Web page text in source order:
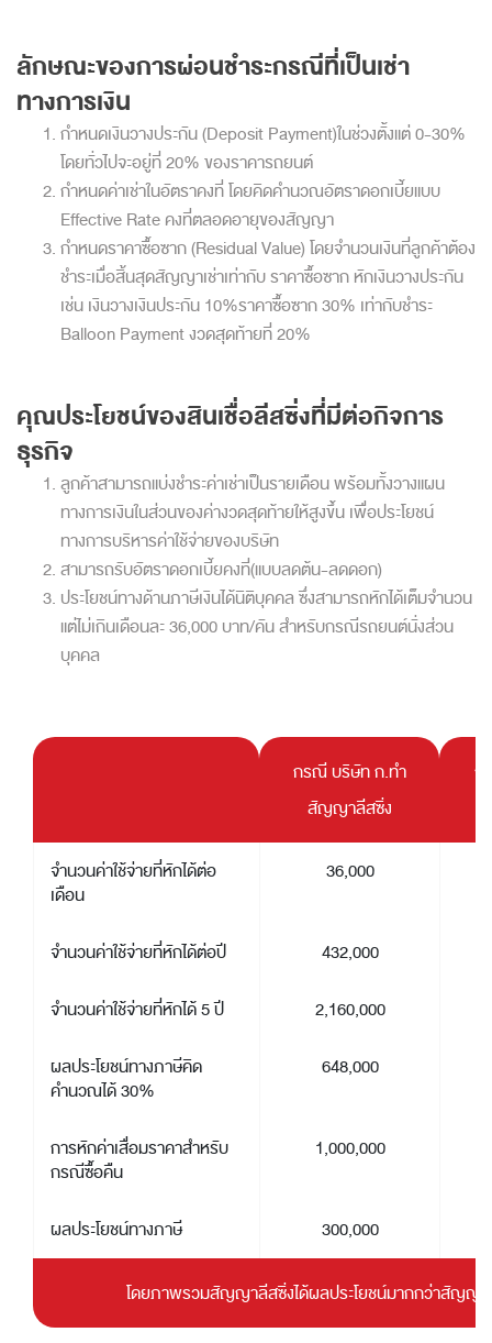
ลักษณะของการผ่อนชำระกรณีที่เป็นเช่า
ทางการเงิน
กำหนดเงินวางประกัน (Deposit Payment)ในช่วงตั้งแต่ 0-30%
โดยทั่วไปจะอยู่ที่ 20% ของราคารถยนต์
กำหนดค่าเช่าในอัตราคงที่ โดยคิดคำนวณอัตราดอกเบี้ยแบบ
Effective Rate คงที่ตลอดอายุของสัญญา
กำหนดราคาซื้อซาก (Residual Value) โดยจำนวนเงินที่ลูกค้าต้อง
ชำระเมื่อสิ้นสุดสัญญาเช่าเท่ากับ ราคาซื้อซาก หักเงินวางประกัน
เช่น เงินวางเงินประกัน 10%ราคาซื้อซาก 30% เท่ากับชำระ
Balloon Payment งวดสุดท้ายที่ 20%
คุณประโยชน์ของสินเชื่อลีสซิ่งที่มีต่อกิจการ
ธุรกิจ
ลูกค้าสามารถแบ่งชำระค่าเช่าเป็นรายเดือน พร้อมทั้งวางแผน
ทางการเงินในส่วนของค่างวดสุดท้ายให้สูงขึ้น เพื่อประโยชน์
ทางการบริหารค่าใช้จ่ายของบริษัท
สามารถรับอัตราดอกเบี้ยคงที่(แบบลดต้น-ลดดอก)
ประโยชน์ทางด้านภาษีเงินได้นิติบุคคล ซึ่งสามารถหักได้เต็มจำนวน
แต่ไม่เกินเดือนละ 36,000 บาท/คัน สำหรับกรณีรถยนต์นั่งส่วน
บุคคล
กรณี บริษัท ก.ทำ
สัญญาลีสซิ่ง
ก
จำนวนค่าใช้จ่ายที่หักได้ต่อ
เดือน
36,000
จำนวนค่าใช้จ่ายที่หักได้ต่อปี 432,000
จำนวนค่าใช้จ่ายที่หักได้ 5 ปี 2,160,000
ผลประโยชน์ทางภาษีคิด
คำนวณได้ 30%
648,000
การหักค่าเสื่อมราคาสำหรับ
กรณีซื้อคืน
1,000,000
ผลประโยชน์ทางภาษี 300,000
โดยภาพรวมสัญญาลีสซิ่งได้ผลประโยชน์มากกว่าสัญญา